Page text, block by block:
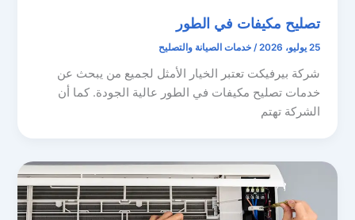
تصليح مكيفات في الطور
25 يوليو، 2026 /خدمات الصيانة والتصليح
شركة بيرفيكت تعتبر الخيار الأمثل لجميع من يبحث عن
خدمات تصليح مكيفات في الطور عالية الجودة. كما أن
الشركة تهتم